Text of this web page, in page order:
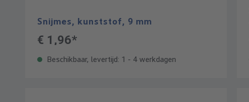
Snijmes, kunststof, 9 mm
€ 1,96*
Beschikbaar, levertijd: 1 - 4 werkdagen